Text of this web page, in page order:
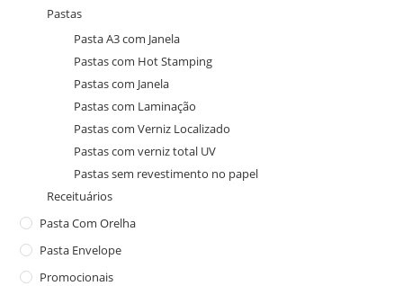
Pastas
Pasta A3 com Janela
Pastas com Hot Stamping
Pastas com Janela
Pastas com Laminação
Pastas com Verniz Localizado
Pastas com verniz total UV
Pastas sem revestimento no papel
Receituários
Pasta Com Orelha
Pasta Envelope
Promocionais